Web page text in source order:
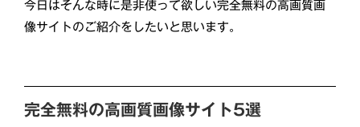
今日はそんな時に是非使って欲しい完全無料の高画質画
像サイトのご紹介をしたいと思います。
完全無料の高画質画像サイト5選